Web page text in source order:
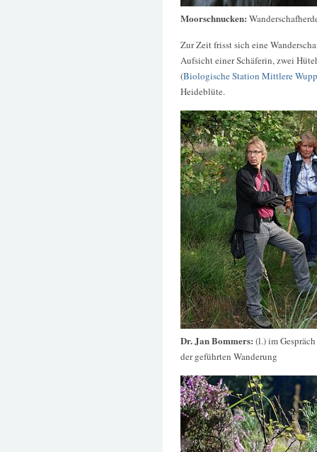
Moorschnucken:
Zur Zeit frisst sich eine
Aufsicht einer Schäferin, zwei
(Biologische Station Mittlere
Heideblüte.
Dr. Jan Bommers: (l.) im
der geführten Wanderung